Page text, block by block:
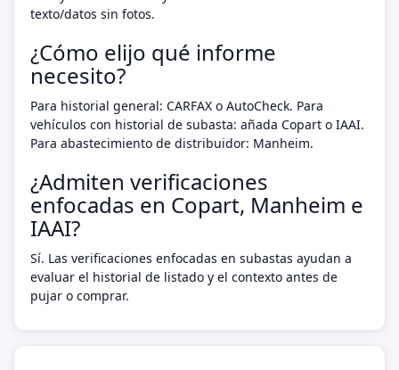
texto/datos sin fotos.
¿Cómo elijo qué informe
necesito?
Para historial general: CARFAX o AutoCheck. Para
vehículos con historial de subasta: añada Copart o IAAI.
Para abastecimiento de distribuidor: Manheim.
¿Admiten verificaciones
enfocadas en Copart, Manheim e
IAAI?
Sí. Las verificaciones enfocadas en subastas ayudan a
evaluar el historial de listado y el contexto antes de
pujar o comprar.